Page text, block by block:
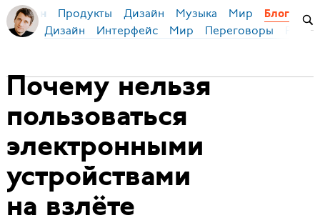
Бирман Продукты Дизайн Музыка Мир Блог
Дизайн Интерфейс Мир Переговоры
Почему нельзя
пользоваться
электронными
устройствами
на взлёте